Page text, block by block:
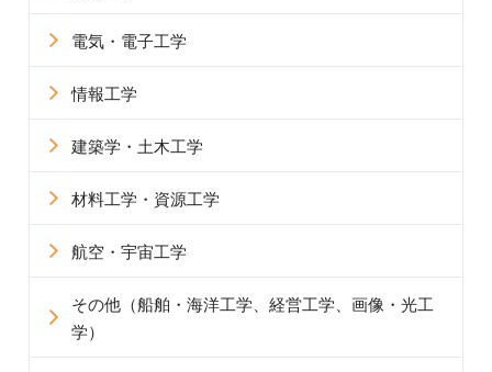
電気・電子工学
情報工学
建築学・土木工学
材料工学・資源工学
航空・宇宙工学
その他 （船舶・海洋工学、経営工学、画像・光工
学）